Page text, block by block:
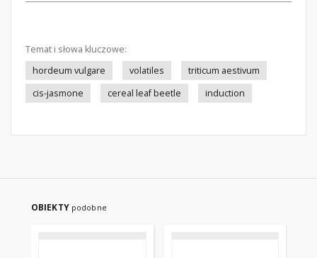
Temat i słowa kluczowe:
hordeum vulgare
volatiles
triticum aestivum
cis-jasmone
cereal leaf beetle induction
OBIEKTY podobne